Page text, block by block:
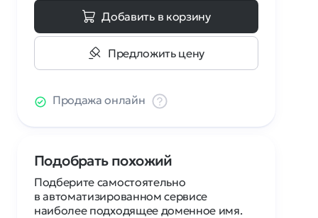
Добавить в корзину
Предложить цену
Продажа онлайн
Подобрать похожий
Подберите самостоятельно
в автоматизированном сервисе
наиболее подходящее доменное имя.